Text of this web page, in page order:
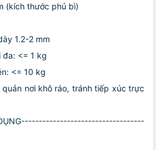
(kích thước phủ bì)
1.2-2 mm
đa: <= 1 kg
<= 10 kg
nơi khô ráo, tránh tiếp xúc trực